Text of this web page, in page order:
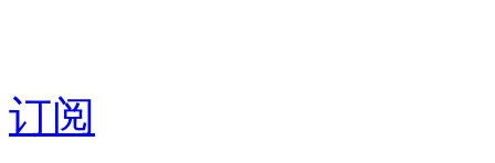
订阅